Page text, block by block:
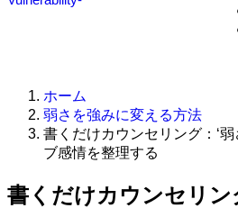
ホーム
弱さを強みに変える方法
書くだけカウンセリング：‘
ブ感情を整理する
書くだけカウンセリン